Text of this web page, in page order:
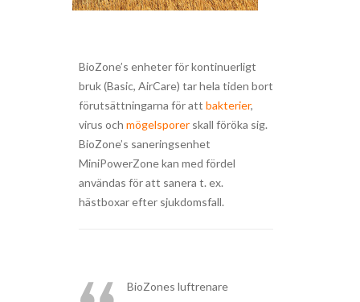
BioZone’s enheter för kontinuerligt
bruk (Basic, AirCare) tar hela tiden bort
förutsättningarna för att bakterier,
virus och mögelsporerskall föröka sig.
BioZone’s saneringsenhet
MiniPowerZone kan med fördel
användas för att sanera t. ex.
hästboxar efter sjukdomsfall.
BioZones luftrenare